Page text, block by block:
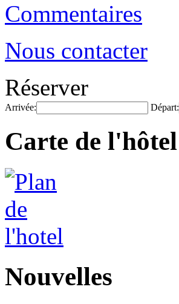
Commentaires
Nous contacter
Réserver
Arrivée: Départ:
Carte de l'hôtel
Nouvelles